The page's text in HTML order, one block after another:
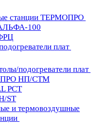
станции ТЕРМОПРО
100
плат
подогреватели плат
НП/СТМ
PCT
ST
и термовоздушные